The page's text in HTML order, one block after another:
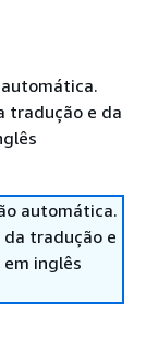
tradução e da
automática.
tradução e
inglês